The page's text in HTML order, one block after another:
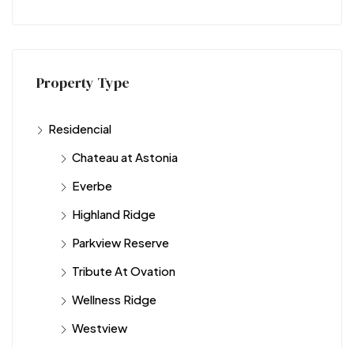
Property Type
Residencial
Chateau at Astonia
Everbe
Highland Ridge
Parkview Reserve
Tribute At Ovation
Wellness Ridge
Westview